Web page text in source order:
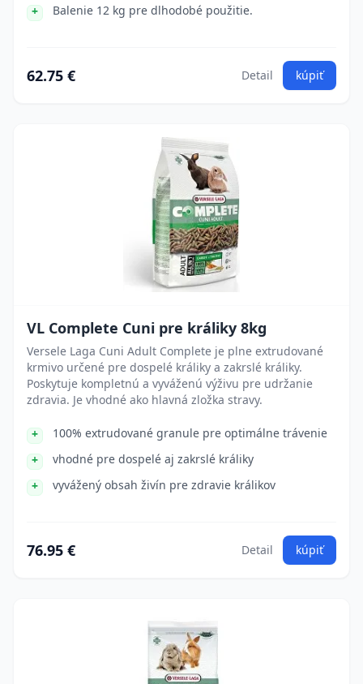
Balenie 12 kg pre dlhodobé použitie.
62.75 € Detail kúpiť
VL Complete Cuni pre králiky 8kg
Versele Laga Cuni Adult Complete je plne extrudované
krmivo určené pre dospelé králiky a zakrslé králiky.
Poskytuje kompletnú a vyváženú výživu pre udržanie
zdravia. Je vhodné ako hlavná zložka stravy.
100% extrudované granule pre optimálne trávenie
vhodné pre dospelé aj zakrslé králiky
vyvážený obsah živín pre zdravie králikov
76.95 € Detail kúpiť